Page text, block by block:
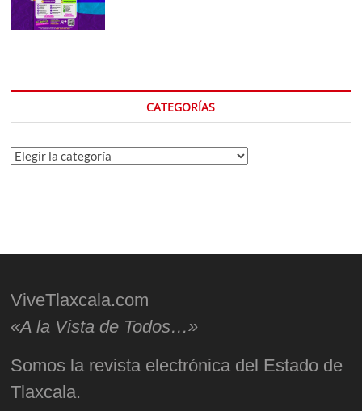
CATEGORÍAS
Categorías
ViveTlaxcala.com
«A la Vista de Todos…»
Somos la revista electrónica del Estado de
Tlaxcala.